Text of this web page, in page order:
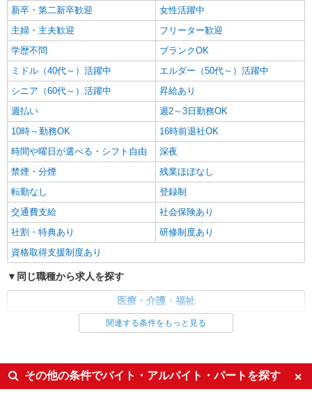
＜蔚山町駅＞障がい児童施設の新規STAFF★
資格や経験を活かす
時給1250円〜 ＜資格や経験に応じて決定/交
通費全支給(ガソリン代含む)＞
熊本市中央区
キープ
派遣社員
株式会社kotrio /●KM-H-2067471
いつもの家事がお仕事に！？少人数の福祉施
設で日常サポート！
時給1450円〜2062円 ＜日払い有/週払い有/交
通費全支給(ガソリン代含む)＞
水前寺駅周辺 ≪車通勤OK≫
キープ
派遣社員
株式会社kotrio /●KM-H-2117839
熊本市中央区＊穏やかなデイサービスで生活
サポートのお仕事＊
水前寺駅周辺 ≪車通勤OK≫
新卒・第二新卒歓迎
女性活躍中
主婦・主夫歓迎
フリーター歓迎
学歴不問
ブランクOK
ミドル（40代～）活躍中
エルダー（50代～）活躍中
シニア（60代～）活躍中
昇給あり
週払い
週2～3日勤務OK
10時～勤務OK
16時前退社OK
時間や曜日が選べる・シフト自由
深夜
禁煙・分煙
残業ほぼなし
転勤なし
登録制
交通費支給
社会保険あり
社割・特典あり
研修制度あり
資格取得支援制度あり
同じ職種から求人を探す
医療・介護・福祉
未経験歓迎
ミドル（40代～）活躍中
週2～3日勤務OK
深夜
関連する条件をもっと見る
その他の条件でバイト・アルバイト・パートを探す